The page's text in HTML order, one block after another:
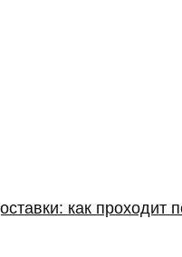
как проходит